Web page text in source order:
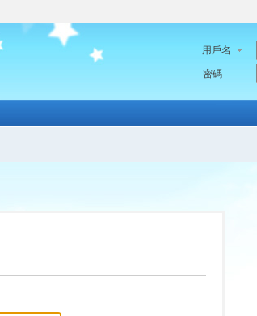
用戶名
密碼